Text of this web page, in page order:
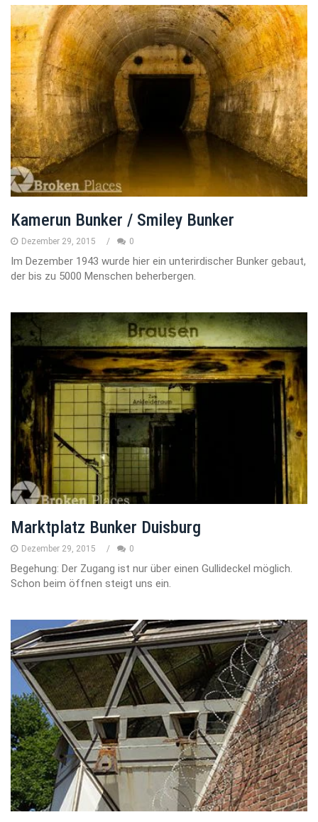
Kamerun Bunker / Smiley Bunker
Dezember 29, 2015 0
Im Dezember 1943 wurde hier ein unterirdischer Bunker gebaut,
der bis zu 5000 Menschen beherbergen.
Marktplatz Bunker Duisburg
Dezember 29, 2015 0
Begehung: Der Zugang ist nur über einen Gullideckel möglich.
Schon beim öffnen steigt uns ein.